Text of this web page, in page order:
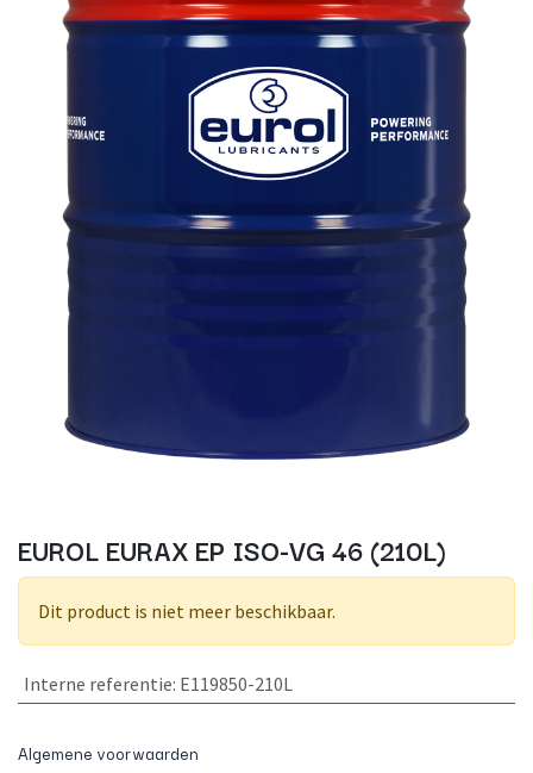
EUROL EURAX EP ISO-VG 46 (210L)
Dit product is niet meer beschikbaar.
Interne referentie: E119850-210L
Algemene voorwaarden